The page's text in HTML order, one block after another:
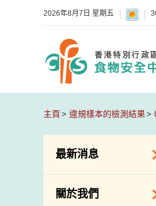
2026年8月7日 星期五
主頁 違規樣本的檢測結果
最新消息
食物警報 / 致敏物
警報
關於我們